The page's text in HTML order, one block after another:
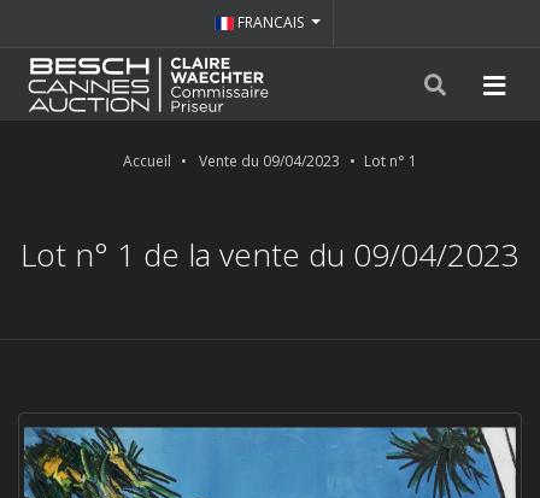
FRANCAIS
Accueil Vente du 09/04/2023 Lot n° 1
Lot n° 1 de la vente du 09/04/2023